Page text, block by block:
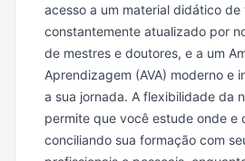
acesso a um material didático de
constantemente atualizado por
de mestres e doutores, e a um
Aprendizagem (AVA) moderno e
a sua jornada. A flexibilidade da
permite que você estude onde e
conciliando sua formação com